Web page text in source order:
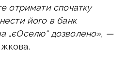
отримати спочатку
його в банк
„єОселю“ дозволено», —